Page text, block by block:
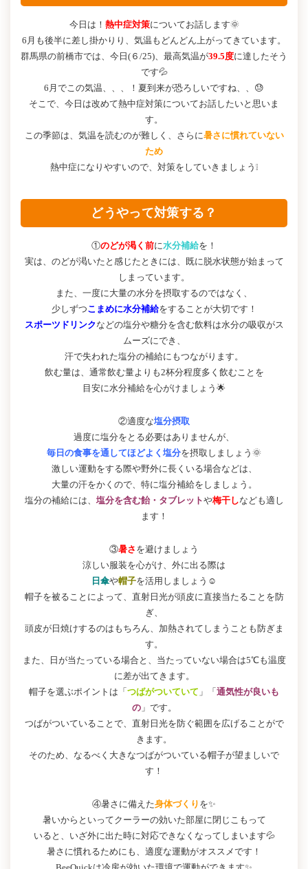
今日は！ 熱中症対策についてお話します🌞
6月も後半に差し掛かりり、気温もどんどん上がってきています。
群馬県の前橋市では、今日(６/25)、最高気温が39.5度に達したそう
です💦
6月でこの気温、、、！夏到来が恐ろしいですね、、😓
そこで、今日は改めて熱中症対策についてお話したいと思いま
す。
この季節は、気温を読むのが難しく、さらに暑さに慣れていない
ため
熱中症になりやすいので、対策をしていきましょう❕
どうやって対策する？
①のどが渇く前に水分補給を！
実は、のどが渇いたと感じたときには、既に脱水状態が始まって
しまっています。
また、一度に大量の水分を摂取するのではなく、
少しずつこまめに水分補給をすることが大切です！
スポーツドリンクなどの塩分や糖分を含む飲料は水分の吸収がス
ムーズにでき、
汗で失われた塩分の補給にもつながります。
飲む量は、通常飲む量よりも2杯分程度多く飲むことを
目安に水分補給を心がけましょう🌟
②適度な塩分摂取
過度に塩分をとる必要はありませんが、
毎日の食事を通してほどよく塩分を摂取しましょう🌞
激しい運動をする際や野外に長くいる場合などは、
大量の汗をかくので、特に塩分補給をしましょう。
塩分の補給には、 塩分を含む飴・タブレットや梅干しなども適し
ます！
③暑さ を避けましょう
涼しい服装を心がけ、外に出る際は
日傘や帽子を活用しましょう☺
帽子を被ることによって、直射日光が頭皮に直接当たることを防
ぎ、
頭皮が日焼けするのはもちろん、加熱されてしまうことも防ぎま
す。
また、日が当たっている場合と、当たっていない場合は5℃も温度
に差が出てきます。
帽子を選ぶポイントは「 つばがついていて 」「 通気性が良いも
の」です。
つばがついていることで、直射日光を防ぐ範囲を広げることがで
きます。
そのため、なるべく大きなつばがついている帽子が望ましいで
す！
④暑さに備えた身体づくり を✨
暑いからといってクーラーの効いた部屋に閉じこもって
いると、いざ外に出た時に対応できなくなってしまいます💦
暑さに慣れるためにも、適度な運動がオススメです！